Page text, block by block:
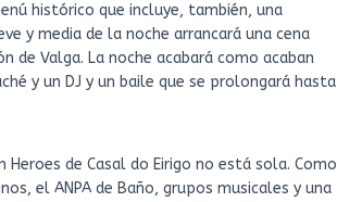
histórico que incluye, también, una
y media de la noche arrancará una cena
de Valga. La noche acabará como acaban
y un DJ y un baile que se prolongará hasta
de Casal do Eirigo no está sola. Como
el ANPA de Baño, grupos musicales y una